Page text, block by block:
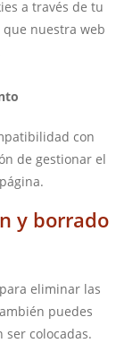
a través de tu
nuestra web
con
de gestionar el
y borrado
eliminar las
puedes
ser colocadas.